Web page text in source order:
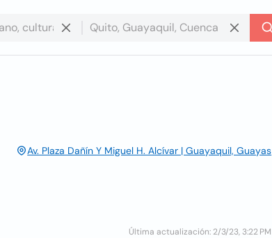
Av. Plaza Dañín Y Miguel H. Alcívar | Guayaquil, Guayas
Última actualización: 2/3/23, 3:22 PM